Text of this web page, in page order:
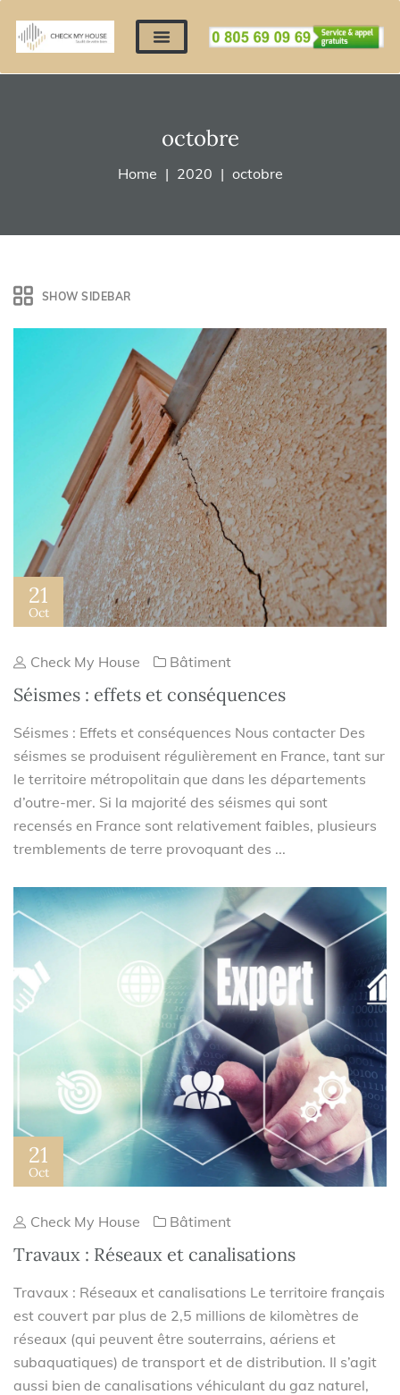
octobre
Home 2020 octobre
SHOW SIDEBAR
21
Oct
Check My House Bâtiment
Séismes : effets et conséquences
Séismes : Effets et conséquences Nous contacter Des
séismes se produisent régulièrement en France, tant sur
le territoire métropolitain que dans les départements
d’outre-mer. Si la majorité des séismes qui sont
recensés en France sont relativement faibles, plusieurs
tremblements de terre provoquant des ...
21
Oct
Check My House Bâtiment
Travaux : Réseaux et canalisations
Travaux : Réseaux et canalisations Le territoire français
est couvert par plus de 2,5 millions de kilomètres de
réseaux (qui peuvent être souterrains, aériens et
subaquatiques) de transport et de distribution. Il s’agit
aussi bien de canalisations véhiculant du gaz naturel,